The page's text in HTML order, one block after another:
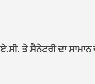
ਪਹੁੰਚਿਆ। ਨਗਰ ਕੀਰਤਨ ਦੇ
ਇਲਾਕੇ ਦੀਆਂ ਸੰਗਤਾਂ ਵੱਲੋਂ
ਨਗਰ ਕੀਰਤਨ ਦੇ ਸਮਾਪਤੀ
ਸਾਹਿਬ ਠੱਟਾ ਦੇ ਮੁੱਖ
ਤੇ ਸੈਨੇਟਰੀ ਦਾ ਸਾਮਾਨ